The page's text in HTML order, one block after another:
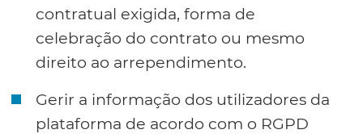
contratual exigida, forma de
celebração do contrato ou mesmo
direito ao arrependimento.
Gerir a informação dos utilizadores da
plataforma de acordo com o RGPD